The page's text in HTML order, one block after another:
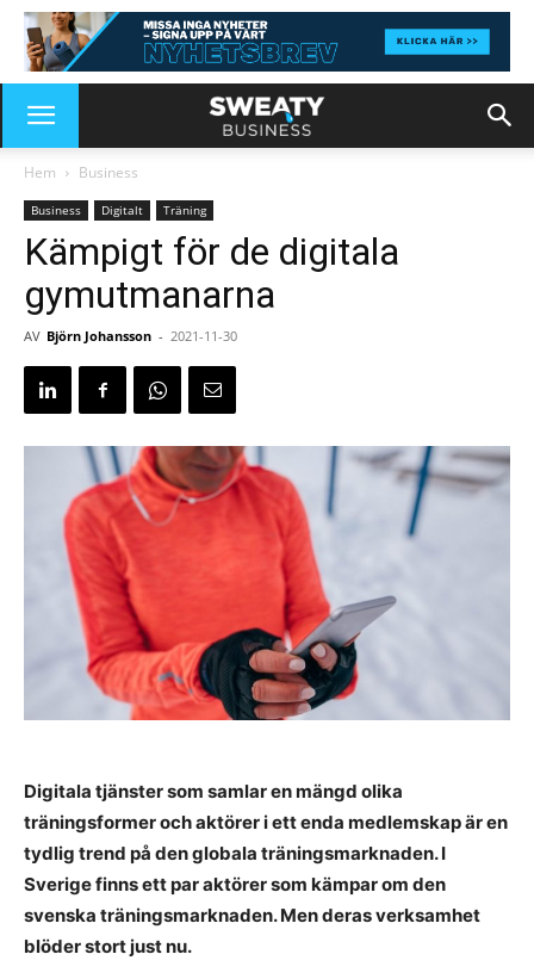
Hem Business
Business Digitalt Träning
Kämpigt för de digitala
gymutmanarna
AV Björn Johansson - 2021-11-30
Digitala tjänster som samlar en mängd olika
träningsformer och aktörer i ett enda medlemskap är en
tydlig trend på den globala träningsmarknaden. I
Sverige finns ett par aktörer som kämpar om den
svenska träningsmarknaden. Men deras verksamhet
blöder stort just nu.